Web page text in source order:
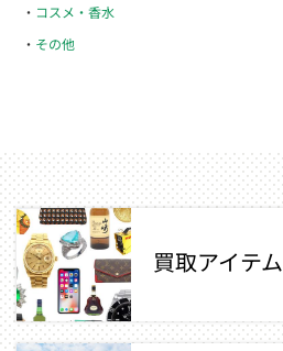
コスメ・香水
その他
買取アイテム